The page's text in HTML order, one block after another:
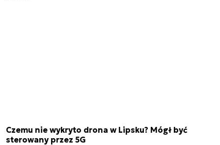
Czemu nie wykryto drona w Lipsku? Mógł być
sterowany przez 5G